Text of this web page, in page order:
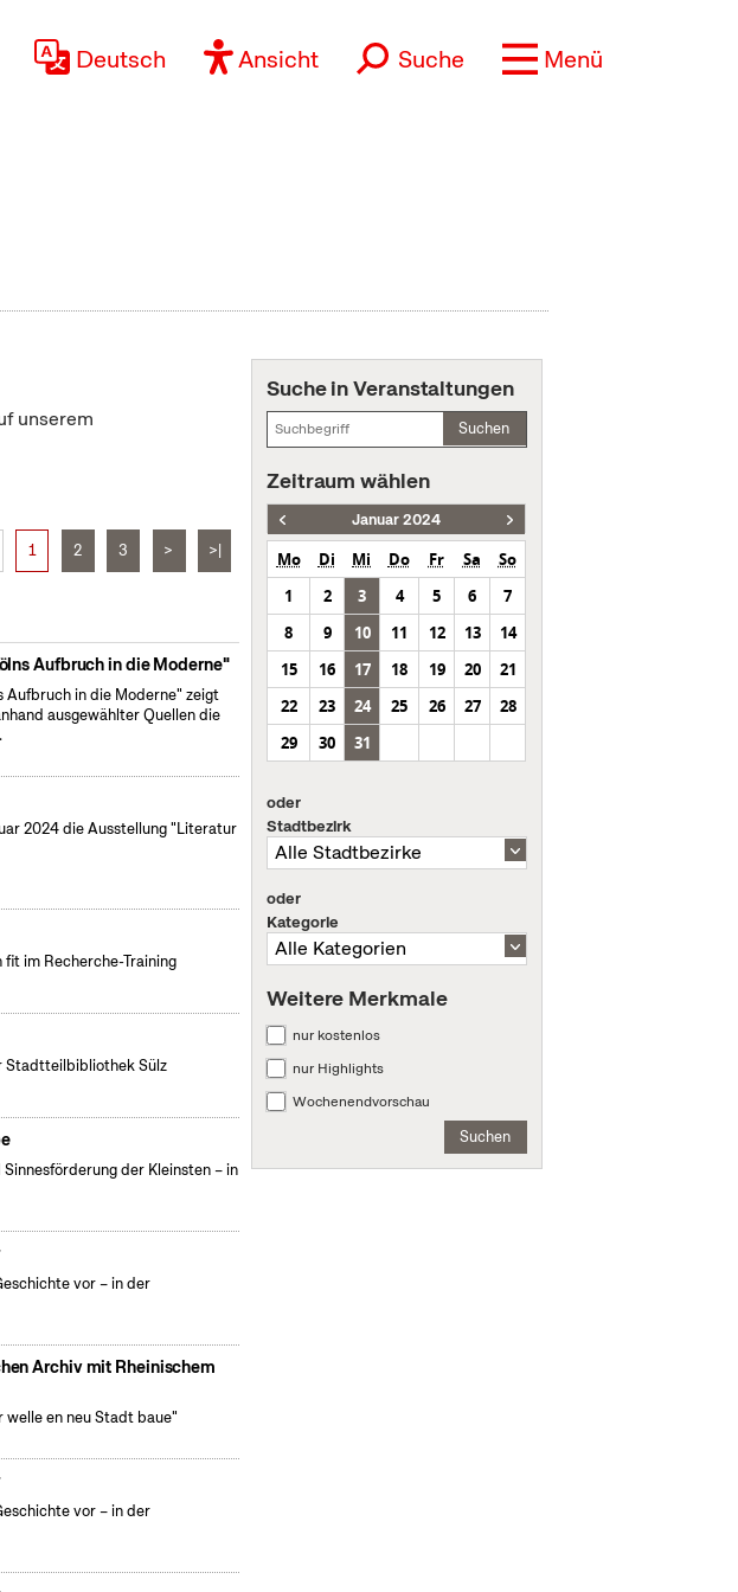
Deutsch Ansicht Suche Menü
unserem
1 2 3 > >|
Aufbruch in die Moderne"
Aufbruch in die Moderne" zeigt
ausgewählter Quellen die
2024 die Ausstellung "Literatur
im Recherche-Training
Stadtteilbibliothek Sülz
der Kleinsten – in
vor – in der
Archiv mit Rheinischem
en neu Stadt baue"
vor – in der
Suche in Veranstaltungen
Suchen
Zeitraum wählen
Januar 2024
Mo Di Mi Do Fr Sa
So
1
2 3 4 5 6
7
8
9 10 11 12 13
14
15
16 17 18 19 20
21
22
23 24 25 26 27
28
29
30 31
oder
Stadtbezirk
oder
Kategorie
Weitere Merkmale
nur kostenlos
nur Highlights
Wochenendvorschau
Suchen